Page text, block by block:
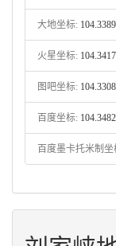
大地坐标:
火星坐标:
图吧坐标:
百度坐标:
百度墨卡托米制坐